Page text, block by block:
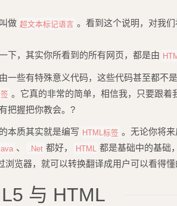
做 超文本标记语言 。看到这个说明，对我
下，其实你所看到的所有网页，都是由
一些有特殊意义代码，这些代码甚至都不
。它真的非常的简单，相信我，只要跟着
把握把你教会。?
本质其实就是编写 HTML标签 。无论你将
、 .Net 都好， HTML 都是基础中的基础
浏览器，就可以转换翻译成用户可以看得懂
与 HTML